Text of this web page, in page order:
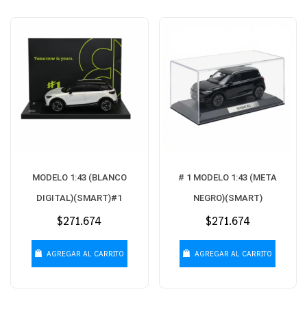
MODELO 1:43 (BLANCO
DIGITAL)(SMART)#1
Precio
$271.674
AGREGAR AL CARRITO
# 1 MODELO 1:43 (META
NEGRO)(SMART)
Precio
$271.674
AGREGAR AL CARRITO